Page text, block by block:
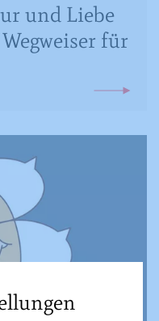
und Liebe
für